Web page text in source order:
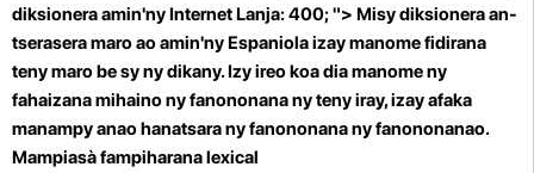
diksionera amin'ny Internet Lanja: 400; "> Misy diksionera an-
tserasera maro ao amin'ny Espaniola izay manome fidirana
teny maro be sy ny dikany. Izy ireo koa dia manome ny
fahaizana mihaino ny fanononana ny teny iray, izay afaka
manampy anao hanatsara ny fanononana ny fanononanao.
Mampiasà fampiharana lexical